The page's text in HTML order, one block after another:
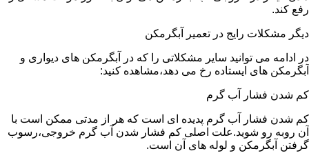
رفع کند.
دیگر مشکلات رایج در تعمیر آبگرمکن
در ادامه می توانید سایر مشکلاتی را که در آبگرمکن های دیواری و
آبگرمکن های ایستاده رخ می دهد،مشاهده کنید:
کم شدن فشار آب گرم
کم شدن فشار آب گرم پدیده ای است که هر از مدتی ممکن است با
آن روبه رو شوید.علت اصلی کم فشار شدن آب گرم خروجی،رسوب
گرفتن آبگرمکن و لوله های آن است.